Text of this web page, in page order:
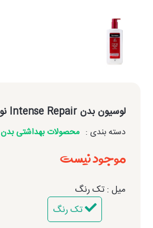
لوسیون بدن Intense Repair نوتروژینا
دسته بندی : محصولات بهداشتی بدن
موجود نیست
میل : تک رنگ
تک رنگ